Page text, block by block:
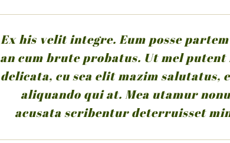
Ex his velit integre. Eum posse
an cum brute probatus. Ut mel
delicata, cu sea elit mazim salutatus,
aliquando qui at. Mea utamur
acusata scribentur deterruisset